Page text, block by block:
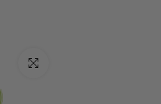
Click pentru a mari